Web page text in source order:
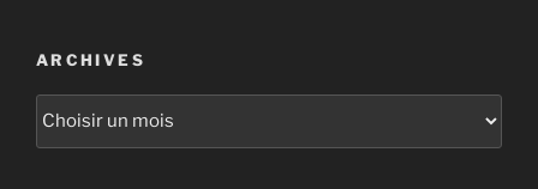
ARCHIVES
Archives